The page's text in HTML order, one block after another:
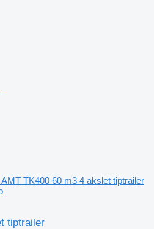
AMT TK400 60 m3 4 akslet tiptrailer
tiptrailer